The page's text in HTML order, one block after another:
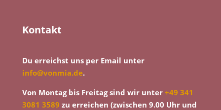
Kontakt
Du erreichst uns per Email unter
info@vonmia.de.
Von Montag bis Freitag sind wir unter +49 341
3081 3589 zu erreichen (zwischen 9.00 Uhr und